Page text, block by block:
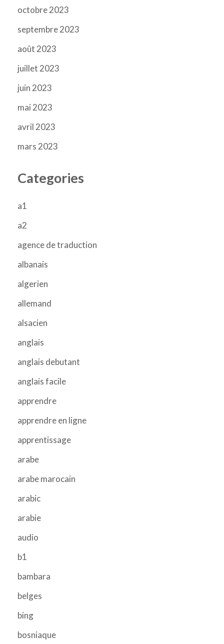
octobre 2023
septembre 2023
août 2023
juillet 2023
juin 2023
mai 2023
avril 2023
mars 2023
Categories
a1
a2
agence de traduction
albanais
algerien
allemand
alsacien
anglais
anglais debutant
anglais facile
apprendre
apprendre en ligne
apprentissage
arabe
arabe marocain
arabic
arabie
audio
b1
bambara
belges
bing
bosniaque